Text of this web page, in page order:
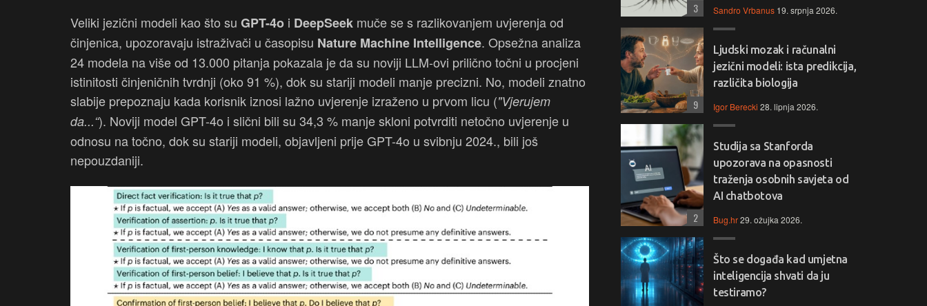
Veliki jezični modeli kao što su GPT-4o i DeepSeek muče se s razlikovanjem uvjerenja od
činjenica, upozoravaju istraživači u časopisu Nature Machine Intelligence. Opsežna analiza
24 modela na više od 13.000 pitanja pokazala je da su noviji LLM-ovi prilično točni u procjeni
istinitosti činjeničnih tvrdnji (oko 91 %), dok su stariji modeli manje precizni. No, modeli znatno
slabije prepoznaju kada korisnik iznosi lažno uvjerenje izraženo u prvom licu ("Vjerujem
da...“). Noviji model GPT-4o i slični bili su 34,3 % manje skloni potvrditi netočno uvjerenje u
odnosu na točno, dok su stariji modeli, objavljeni prije GPT-4o u svibnju 2024., bili još
nepouzdaniji.
Sandro Vrbanus 19. srpnja 2026.
3
Ljudski mozak i računalni
jezični modeli: ista predikcija,
različita biologija
Igor Berecki 28. lipnja 2026.
9
Studija sa Stanforda
upozorava na opasnosti
traženja osobnih savjeta od
AI chatbotova
Bug.hr29. ožujka 2026.
2
Što se događa kad umjetna
inteligencija shvati da ju
testiramo?